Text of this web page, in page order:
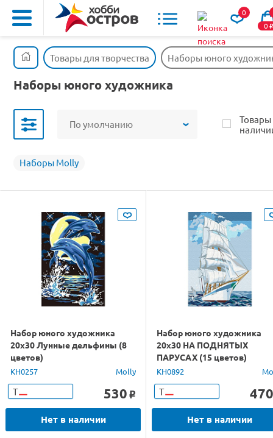
0
0o
Товары для творчества Наборы юного
Наборы юного художника
По умолчанию
Товары
Наборы Molly
Набор юного художника
20х30 Лунные дельфины (8
цветов)
KH0257 Molly
Т 530 o
Нет в наличии
Набор юного художника
20х30 НА ПОДНЯТЫХ
ПАРУСАХ (15 цветов)
KH0892
Т 470
Нет в наличии